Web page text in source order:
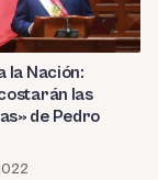
la Nación:
las
de Pedro